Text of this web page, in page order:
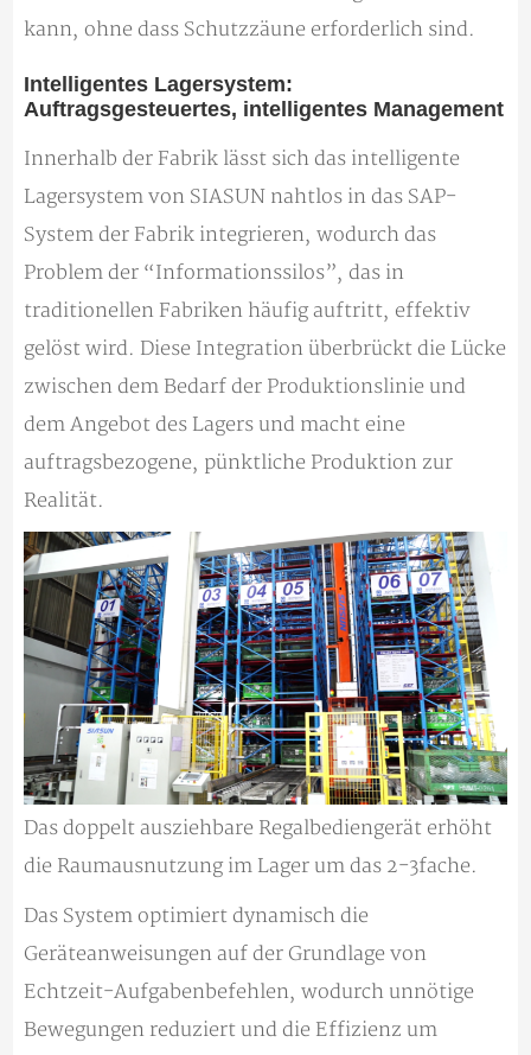
kann, ohne dass Schutzzäune erforderlich sind.
Intelligentes Lagersystem:
Auftragsgesteuertes, intelligentes Management
Innerhalb der Fabrik lässt sich das intelligente
Lagersystem von SIASUN nahtlos in das SAP-
System der Fabrik integrieren, wodurch das
Problem der “Informationssilos”, das in
traditionellen Fabriken häufig auftritt, effektiv
gelöst wird. Diese Integration überbrückt die Lücke
zwischen dem Bedarf der Produktionslinie und
dem Angebot des Lagers und macht eine
auftragsbezogene, pünktliche Produktion zur
Realität.
Das doppelt ausziehbare Regalbediengerät erhöht
die Raumausnutzung im Lager um das 2-3fache.
Das System optimiert dynamisch die
Geräteanweisungen auf der Grundlage von
Echtzeit-Aufgabenbefehlen, wodurch unnötige
Bewegungen reduziert und die Effizienz um